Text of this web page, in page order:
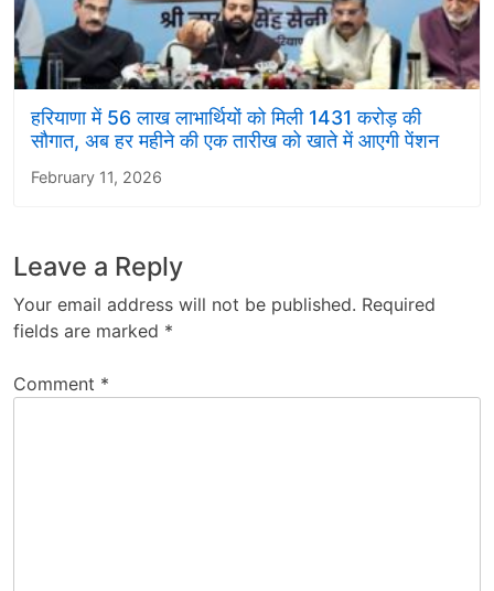
हरियाणा में 56 लाख लाभार्थियों को मिली 1431 करोड़ की
सौगात, अब हर महीने की एक तारीख को खाते में आएगी पेंशन
February 11, 2026
Leave a Reply
Your email address will not be published. Required
fields are marked *
Comment *